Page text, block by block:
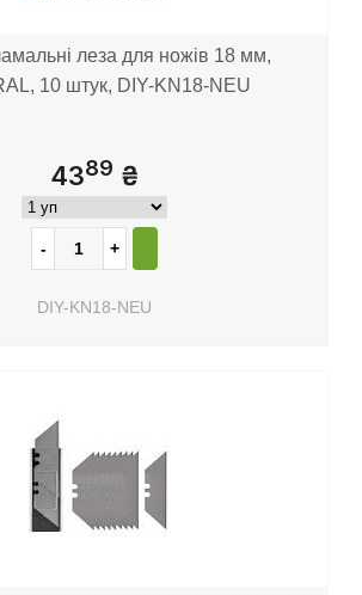
леза для ножів 18 мм,
10 штук, DIY-KN18-NEU
4389 ₴
DIY-KN18-NEU